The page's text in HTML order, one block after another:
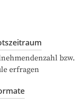
bzw.
erfragen